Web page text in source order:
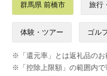
群馬県 前橋市 旅行
体験・ツアー ゴル
※「還元率」とは返礼品のお
※「控除上限額」の範囲内で